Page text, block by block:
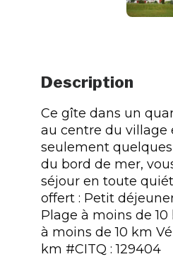
Description
Ce gîte dans un
au centre du village
seulement
du bord de mer,
séjour en toute
offert : Petit
Plage à moins de
à moins de 10 km
km #CITQ : 129404